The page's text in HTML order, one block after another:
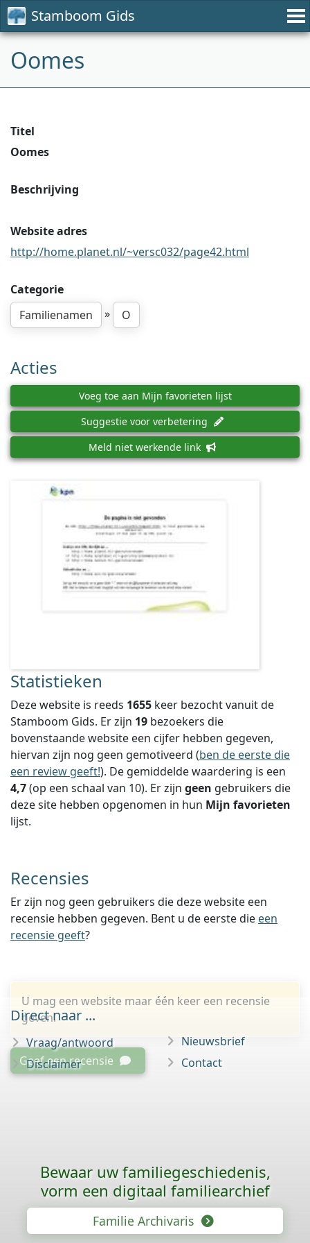
Stamboom Gids
Oomes
Titel
Oomes
Beschrijving
Website adres
http://home.planet.nl/~versc032/page42.html
Categorie
Familienamen
» O
Acties
Voeg toe aan Mijn favorieten lijst
Suggestie voor verbetering
Meld niet werkende link
Statistieken
Deze website is reeds 1655 keer bezocht vanuit de
Stamboom Gids. Er zijn 19 bezoekers die
bovenstaande website een cijfer hebben gegeven,
hiervan zijn nog geen gemotiveerd (ben de eerste die
een review geeft!). De gemiddelde waardering is een
4,7(op een schaal van 10). Er zijn geen gebruikers die
deze site hebben opgenomen in hun Mijn favorieten
lijst.
Recensies
Er zijn nog geen gebruikers die deze website een
recensie hebben gegeven. Bent u de eerste die een
recensie geeft?
U mag een website maar één keer een recensie
geven.
Geef een recensie
Direct naar ...
Vraag/antwoord
Disclaimer
Nieuwsbrief
Contact
Bewaar uw familie­geschiedenis,
vorm een digitaal familiearchief
Familie Archivaris